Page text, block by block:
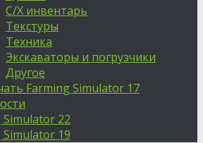
С/Х инвентарь
Текстуры
Техника
Экскаваторы и погрузчики
Другое
Farming Simulator 17
22
19